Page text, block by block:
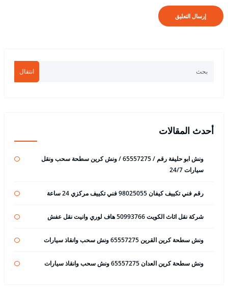
انتقال
أحدث المقالات
ونش ابو حليفة رقم / 65557275 / ونش كرين سطحة سحب ونقل
سيارات 24/7
رقم فني تكييف كيفان 98025055 فني تكييف مركزي 24 ساعة
شركة نقل اثاث الكويت 50993766 هاف لوري وانيت نقل عفش
ونش سطحة كرين القرين 65557275 ونش سحب وانقاذ سيارات
ونش سطحة كرين العدان 65557275 ونش سحب وانقاذ سيارات